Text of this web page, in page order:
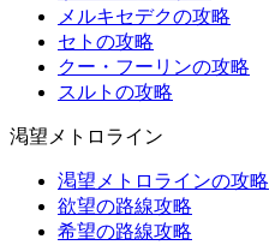
メルキセデクの攻略
セトの攻略
クー・フーリンの攻略
スルトの攻略
渇望メトロライン
渇望メトロラインの攻略
欲望の路線攻略
希望の路線攻略